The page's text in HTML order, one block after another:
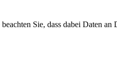
Sie, dass dabei Daten an